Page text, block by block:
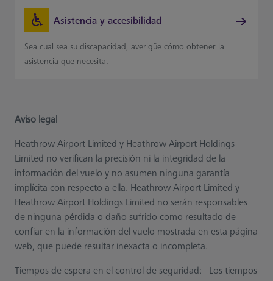
Asistencia y accesibilidad
Sea cual sea su discapacidad, averigüe cómo obtener la
asistencia que necesita.
Aviso legal
Heathrow Airport Limited y Heathrow Airport Holdings
Limited no verifican la precisión ni la integridad de la
información del vuelo y no asumen ninguna garantía
implícita con respecto a ella. Heathrow Airport Limited y
Heathrow Airport Holdings Limited no serán responsables
de ninguna pérdida o daño sufrido como resultado de
confiar en la información del vuelo mostrada en esta página
web, que puede resultar inexacta o incompleta.
Tiempos de espera en el control de seguridad: Los tiempos